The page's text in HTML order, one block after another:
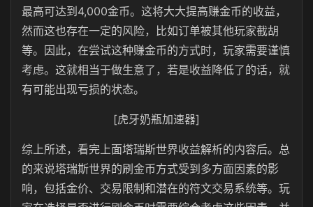
最高可达到4,000金币。这将大大提高赚金币的收益，
然而这也存在一定的风险，比如订单被其他玩家截胡
等。因此，在尝试这种赚金币的方式时，玩家需要谨慎
考虑。这就相当于做生意了，若是收益降低了的话，就
有可能出现亏损的状态。
[虎牙奶瓶加速器]
综上所述，看完上面塔瑞斯世界收益解析的内容后。总
的来说塔瑞斯世界的刷金币方式受到多方面因素的影
响，包括金价、交易限制和潜在的符文交易系统等。玩